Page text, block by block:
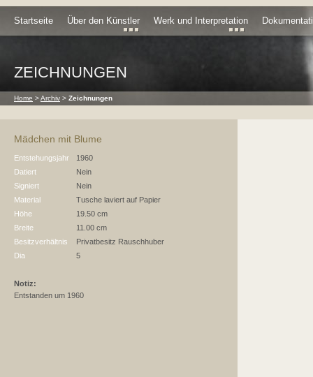
Startseite Über den Künstler Werk und Interpretation
ZEICHNUNGEN
Home >Archiv > Zeichnungen
Mädchen mit Blume
Entstehungsjahr
1960
Datiert
Nein
Signiert
Nein
Material
Tusche laviert auf Papier
Höhe
19.50 cm
Breite
11.00 cm
Besitzverhältnis
Privatbesitz Rauschhuber
Dia
5
Notiz:
Entstanden um 1960